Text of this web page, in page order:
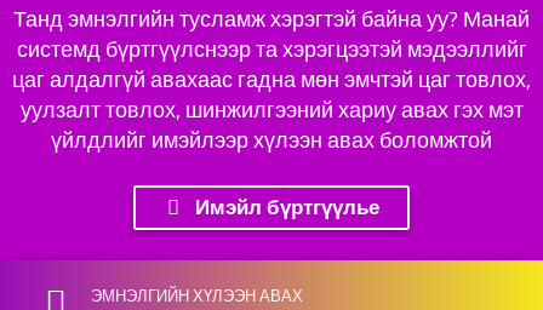
Танд эмнэлгийн тусламж хэрэгтэй байна уу? Манай
системд бүртгүүлснээр та хэрэгцээтэй мэдээллийг
цаг алдалгүй авахаас гадна мөн эмчтэй цаг товлох,
уулзалт товлох, шинжилгээний хариу авах гэх мэт
үйлдлийг имэйлээр хүлээн авах боломжтой
Имэйл бүртгүүлье
Skip back to main navigation
ЭМНЭЛГИЙН ХҮЛЭЭН АВАХ